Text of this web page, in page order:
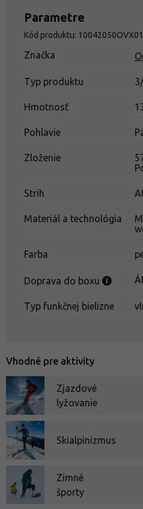
Vysoko priedušné
Rýchle schnutie
Veľmi pružné
Merino Bodymapping
Parametre
Kód produktu: 10042050OVX01
Značka
Typ produktu
Hmotnosť
Pohlavie
Zloženie
Strih
Materiál a technológia
Farba
Doprava do boxu
Typ funkčnej bielizne
Vhodné pre aktivity
Zjazdové
lyžovanie
Skialpinizmus
Zimné
športy